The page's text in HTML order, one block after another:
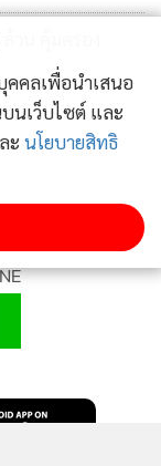
น คุ้มครอง
คคลเพื่อนำเสนอ
นเว็บไซต์ และ
ะ นโยบายสิทธิ